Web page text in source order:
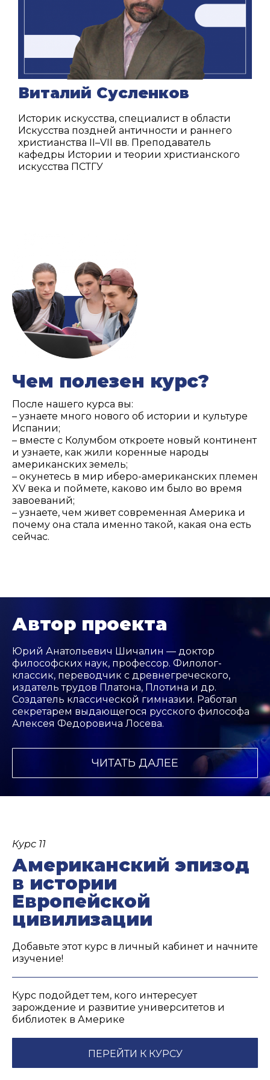
Виталий Сусленков
Историк искусства, специалист в области
Искусства поздней античности и раннего
христианства II–VII вв. Преподаватель
кафедры Истории и теории христианского
искусства ПСТГУ
Чем полезен курс?
После нашего курса вы:
– узнаете много нового об истории и культуре
Испании;
– вместе с Колумбом откроете новый континент
и узнаете, как жили коренные народы
американских земель;
– окунетесь в мир иберо-американских племен
XV века и поймете, каково им было во время
завоеваний;
– узнаете, чем живет современная Америка и
почему она стала именно такой, какая она есть
сейчас.
Автор проекта
Юрий Анатольевич Шичалин — доктор
философских наук, профессор. Филолог-
классик, переводчик с древнегреческого,
издатель трудов Платона, Плотина и др.
Создатель классической гимназии. Работал
секретарем выдающегося русского философа
Алексея Федоровича Лосева.
ЧИТАТЬ ДАЛЕЕ
Курс 11
Американский эпизод
в истории
Европейской
цивилизации
Добавьте этот курс в личный кабинет и начните
изучение!
Курс подойдет тем, кого интересует
зарождение и развитие университетов и
библиотек в Америке
ПЕРЕЙТИ К КУРСУ